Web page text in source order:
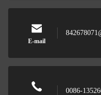
E-mail
0086-